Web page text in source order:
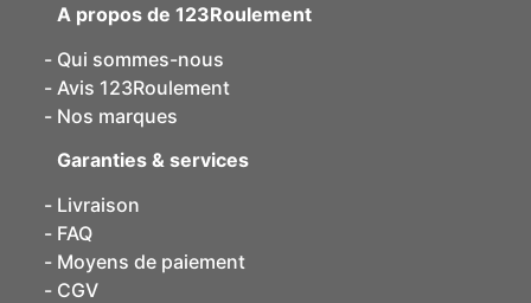
A propos de 123Roulement
Qui sommes-nous
Avis 123Roulement
Nos marques
Garanties & services
Livraison
FAQ
Moyens de paiement
CGV